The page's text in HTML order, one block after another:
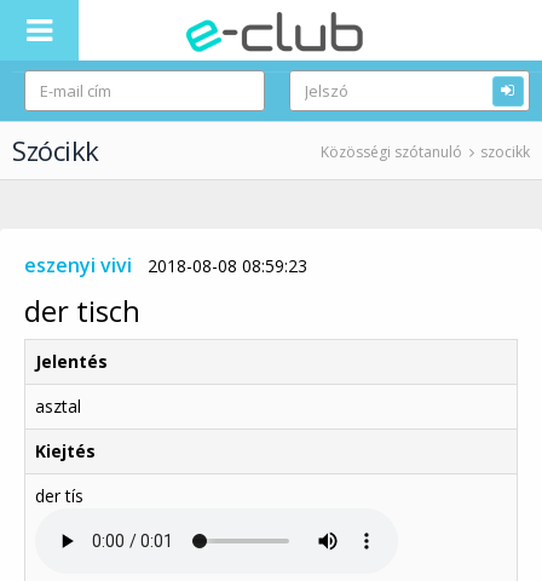
Szócikk Közösségi szótanuló szocikk
eszenyi vivi 2018-08-08 08:59:23
der tisch
Jelentés
asztal
Kiejtés
der tís